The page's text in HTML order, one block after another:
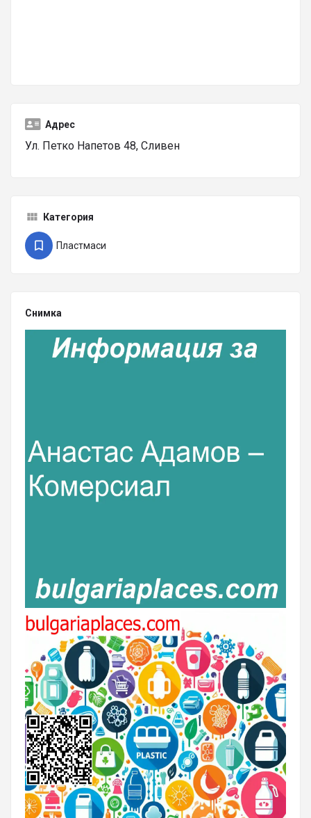
Адрес
Ул. Петко Напетов 48, Сливен
Категория
Пластмаси
Снимка